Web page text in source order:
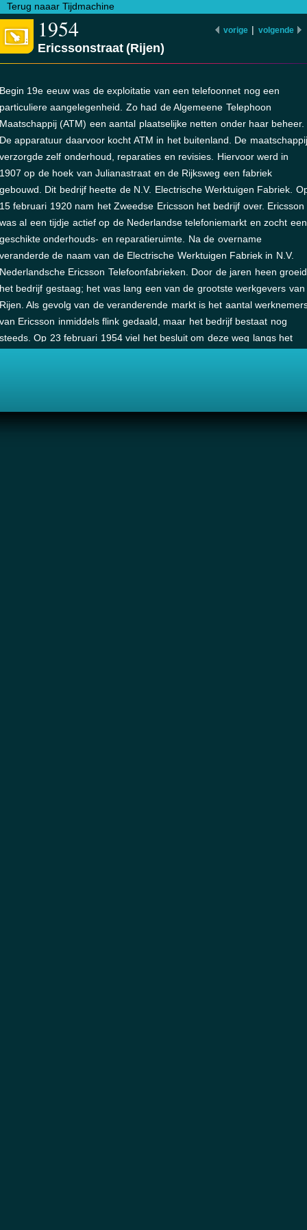
Terug naaar Tijdmachine
vorige | volgende
1954
Ericssonstraat (Rijen)
Begin 19e eeuw was de exploitatie van een telefoonnet nog een
particuliere aangelegenheid. Zo had de Algemeene Telephoon
Maatschappij (ATM) een aantal plaatselijke netten onder haar beheer.
De apparatuur daarvoor kocht ATM in het buitenland. De maatschappij
verzorgde zelf onderhoud, reparaties en revisies. Hiervoor werd in
1907 op de hoek van Julianastraat en de Rijksweg een fabriek
gebouwd. Dit bedrijf heette de N.V. Electrische Werktuigen Fabriek.
15 februari 1920 nam het Zweedse Ericsson het bedrijf over. Ericsson
was al een tijdje actief op de Nederlandse telefoniemarkt en zocht een
geschikte onderhouds- en reparatieruimte. Na de overname
veranderde de naam van de Electrische Werktuigen Fabriek in N.V.
Nederlandsche Ericsson Telefoonfabrieken. Door de jaren heen
het bedrijf gestaag; het was lang een van de grootste werkgevers van
Rijen. Als gevolg van de veranderende markt is het aantal
van Ericsson inmiddels flink gedaald, maar het bedrijf bestaat nog
steeds. Op 23 februari 1954 viel het besluit om deze weg langs het